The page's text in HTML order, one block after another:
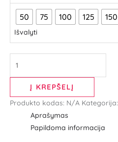
50 75 100 125 150
Išvalyti
Į KREPŠELĮ
Produkto kodas: N/A Kategorija:
Aprašymas
Papildoma informacija